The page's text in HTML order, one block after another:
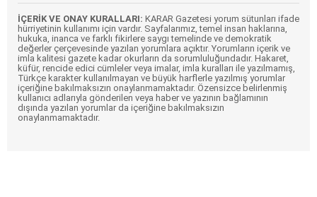
İÇERİK VE ONAY KURALLARI: KARAR Gazetesi yorum sütunları ifade
hürriyetinin kullanımı için vardır. Sayfalarımız, temel insan haklarına,
hukuka, inanca ve farklı fikirlere saygı temelinde ve demokratik
değerler çerçevesinde yazılan yorumlara açıktır. Yorumların içerik ve
imla kalitesi gazete kadar okurların da sorumluluğundadır. Hakaret,
küfür, rencide edici cümleler veya imalar, imla kuralları ile yazılmamış,
Türkçe karakter kullanılmayan ve büyük harflerle yazılmış yorumlar
içeriğine bakılmaksızın onaylanmamaktadır. Özensizce belirlenmiş
kullanıcı adlarıyla gönderilen veya haber ve yazının bağlamının
dışında yazılan yorumlar da içeriğine bakılmaksızın
onaylanmamaktadır.